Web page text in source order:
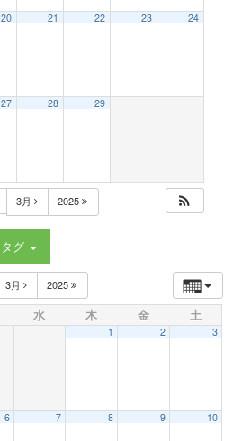
t
i
20 21 22 23 24
27 28 29
3月 2025
タグ
3月 2025
水 木 金 土
1 2 3
6 7 8 9 10